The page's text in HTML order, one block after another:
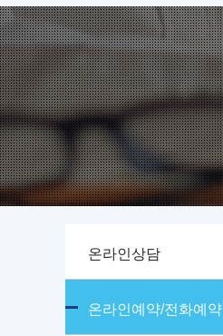
온라인상담
온라인예약/전화예약